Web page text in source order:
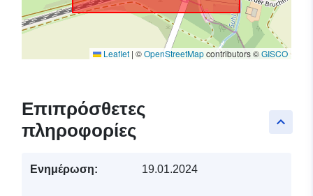
Leaflet | ©OpenStreetMapcontributors ©GISCO
keyboard_arrow_up
Επιπρόσθετες
πληροφορίες
Ενημέρωση: 19.01.2024